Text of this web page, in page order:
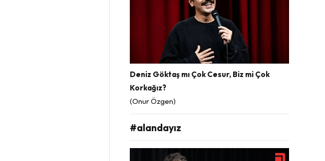
Deniz Göktaş mı Çok Cesur, Biz mi Çok
Korkağız?
(Onur Özgen)
#alandayız